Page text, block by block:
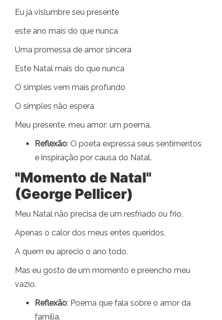
Eu já vislumbre seu presente
este ano mais do que nunca
Uma promessa de amor sincera
Este Natal mais do que nunca
O simples vem mais profundo
O simples não espera
Meu presente, meu amor: um poema.
Reflexão: O poeta expressa seus sentimentos
e inspiração por causa do Natal.
"Momento de Natal"
(George Pellicer)
Meu Natal não precisa de um resfriado ou frio,
Apenas o calor dos meus entes queridos,
A quem eu aprecio o ano todo,
Mas eu gosto de um momento e preencho meu
vazio.
Reflexão: Poema que fala sobre o amor da
família.